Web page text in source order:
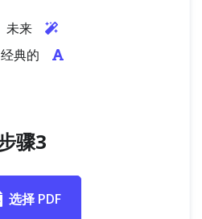
来
典的
骤3
选择 PDF